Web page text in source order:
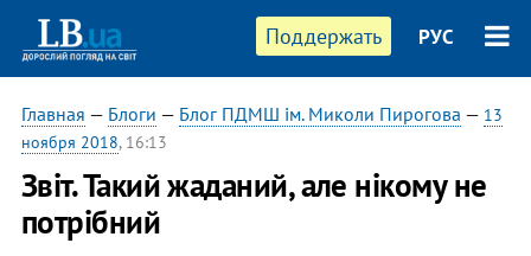
Поддержать РУС
Главная — Блоги — Блог ПДМШ ім. Миколи Пирогова — 13
ноября 2018, 16:13
Звіт. Такий жаданий, але нікому не
потрібний